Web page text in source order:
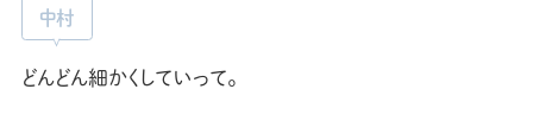
中村
どんどん細かくしていって。